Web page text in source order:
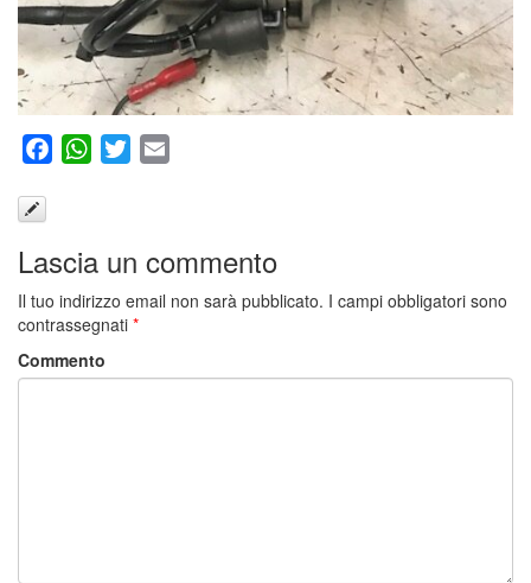
FacebookWhatsApp
Twitter
Lascia un commento
Il tuo indirizzo email non sarà pubblicato. I campi obbligatori sono
contrassegnati *
Commento